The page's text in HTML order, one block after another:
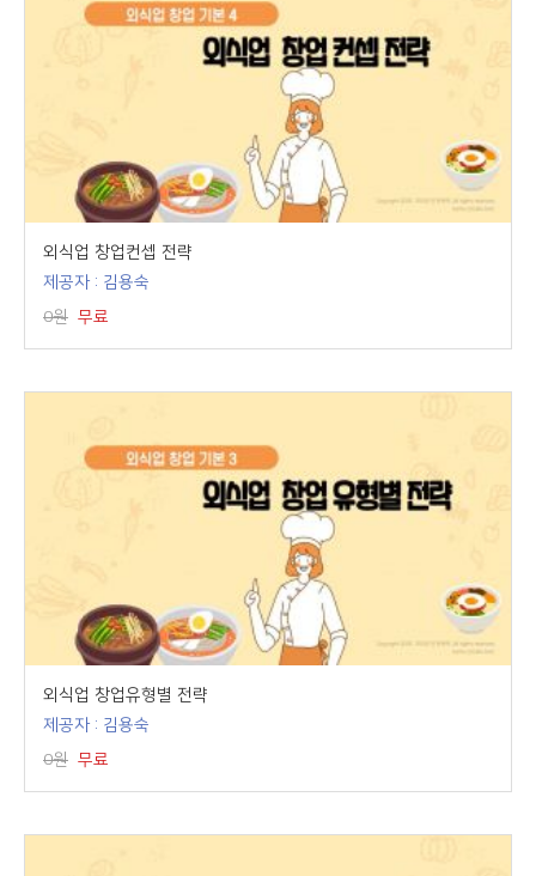
외식업 창업컨셉 전략
제공자 : 김용숙
0원 무료
외식업 창업유형별 전략
제공자 : 김용숙
0원 무료